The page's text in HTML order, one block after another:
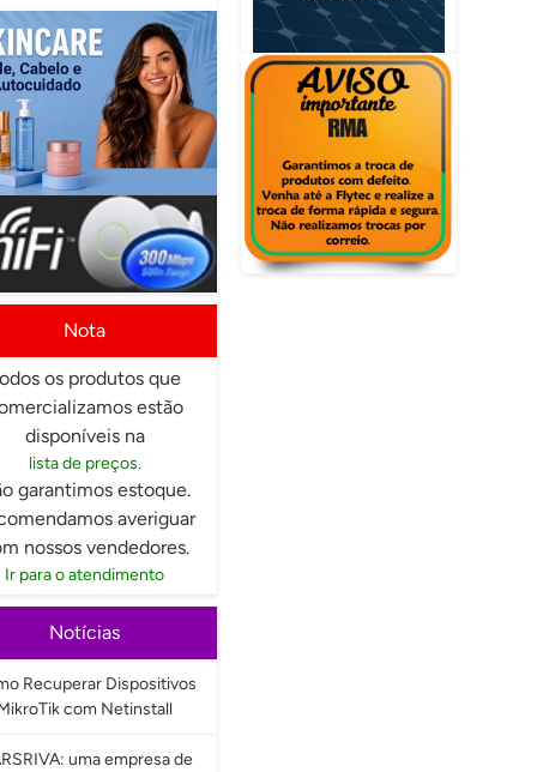
Nota
os produtos que
estão
disponíveis na
lista de preços.
garantimos estoque.
averiguar
nossos vendedores.
Ir para o atendimento
Notícias
Recuperar Dispositivos
com Netinstall
uma empresa de